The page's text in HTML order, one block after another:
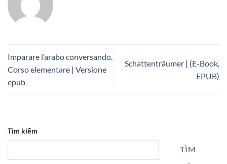
Imparare l’arabo conversando.
Corso elementare | Versione
epub
Schattenträumer | (E-Book,
EPUB)
Tìm kiếm
TÌM